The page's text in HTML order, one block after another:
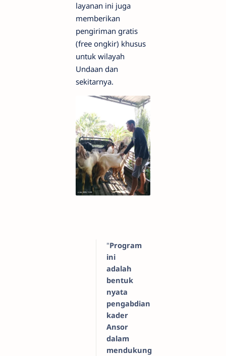
layanan ini juga
memberikan
pengiriman gratis
(free ongkir) khusus
untuk wilayah
Undaan dan
sekitarnya.
"Program
ini
adalah
bentuk
nyata
pengabdian
kader
Ansor
dalam
mendukung